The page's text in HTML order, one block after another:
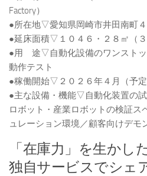
Factory）
●所在地▽愛知県岡崎市井田南町
●延床面積▽１０４６・２８㎡（３
●用 途▽自動化設備のワンストッ
動作テスト
●稼働開始▽２０２６年４月（予定
●主な設備・機能▽自動化装置の
ロボット・産業ロボットの検証ス
ュレーション環境／顧客向けデモ
「在庫力」を生かし
独自サービスでシェ